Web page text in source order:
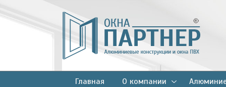
Главная О компании